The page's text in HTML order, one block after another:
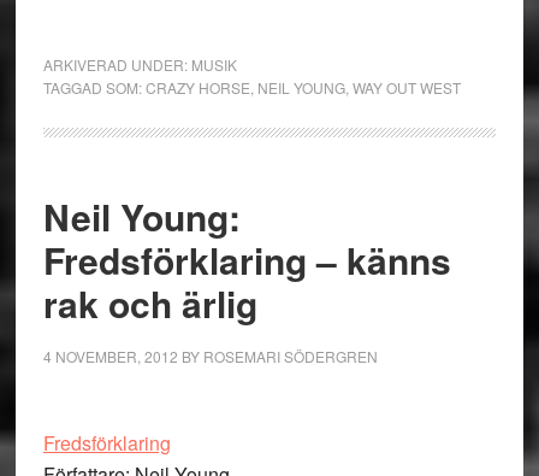
ARKIVERAD UNDER: MUSIK
TAGGAD SOM:CRAZY HORSE NEIL YOUNG, WAY OUT WEST
Neil Young:
Fredsförklaring – känns
rak och ärlig
4 NOVEMBER, 2012 BY ROSEMARI SÖDERGREN
Fredsförklaring